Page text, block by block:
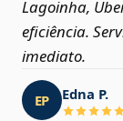
Lagoinha,
eficiência.
imediato.
EP Edna P.